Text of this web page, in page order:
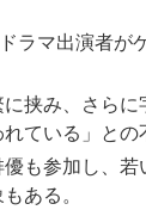
ラマ出演者が
挟み、さら
ている」との
も参加し、
ある。